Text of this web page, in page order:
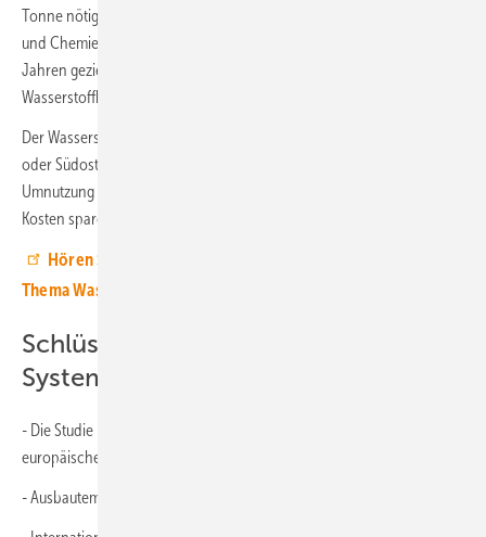
Tonne nötig sind, um eine wirtschaftliche Transformation der Stahl-
und Chemieindustrie zu ermöglichen. Daher werden in den nächsten
Jahren gezielte Förderinstrumente entscheidend sein, um den
Wasserstoffhochlauf ökonomisch effizient zu beschleunigen.
Der Wasserstofftransport über Pipelines aus Regionen wie Nordafrika
oder Südosteuropa bleibt langfristig am wirtschaftlichsten. Die
Umnutzung bestehender Erdgasleitungen könne dabei Zeit und
Kosten sparen.
Hören Sie sich jetzt unsere neue Podcast-Folge zum
Thema Wasserstoffinfrastruktur in Hamburg an.
Schlüsselfaktoren für ein effizientes
System
- Die Studie identifiziert vier Kernfaktoren für ein effizientes
europäisches Wasserstoffsystem:
- Ausbautempo erneuerbarer Energien